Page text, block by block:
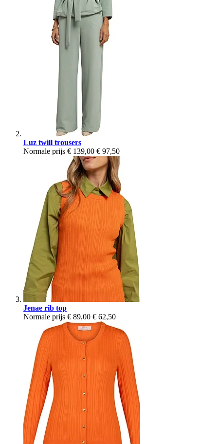
Luz twill trousers
Normale prijs € 139,00 € 97,50
Jenae rib top
Normale prijs € 89,00 € 62,50